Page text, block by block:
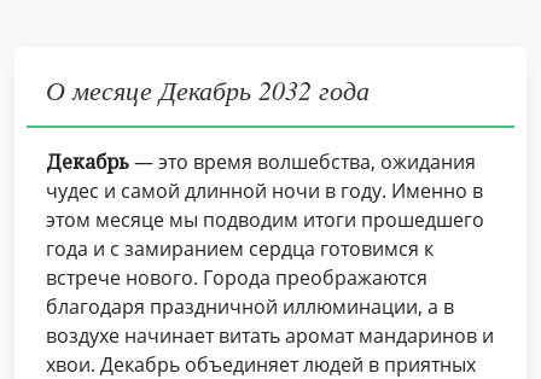
О месяце Декабрь 2032 года
Декабрь— это время волшебства, ожидания
чудес и самой длинной ночи в году. Именно в
этом месяце мы подводим итоги прошедшего
года и с замиранием сердца готовимся к
встрече нового. Города преображаются
благодаря праздничной иллюминации, а в
воздухе начинает витать аромат мандаринов и
хвои. Декабрь объединяет людей в приятных